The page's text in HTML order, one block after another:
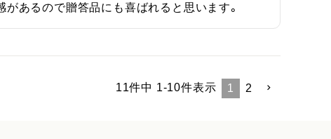
あるので贈答品にも喜ばれると思います。
11件中 1-10件表示 1 2